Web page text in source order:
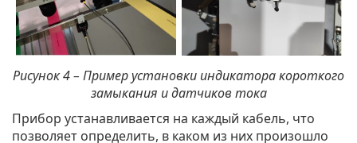
Рисунок 4 – Пример установки индикатора короткого
замыкания и датчиков тока
Прибор устанавливается на каждый кабель, что
позволяет определить, в каком из них произошло